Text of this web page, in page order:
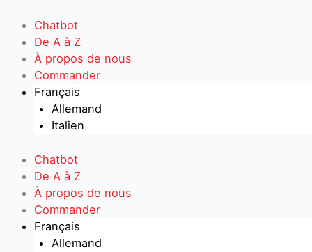
contenu
Chatbot
De A à Z
À propos de nous
Commander
Français
Allemand
Italien
Chatbot
De A à Z
À propos de nous
Commander
Français
Allemand